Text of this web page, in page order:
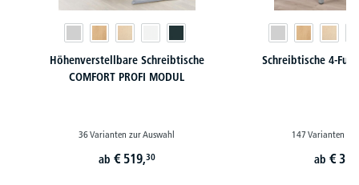
Höhenverstellbare Schreibtische
COMFORT PROFI MODUL
36 Varianten zur Auswahl
ab € 519,30
Schreibtische 4-Fuß
147 Varianten
ab €